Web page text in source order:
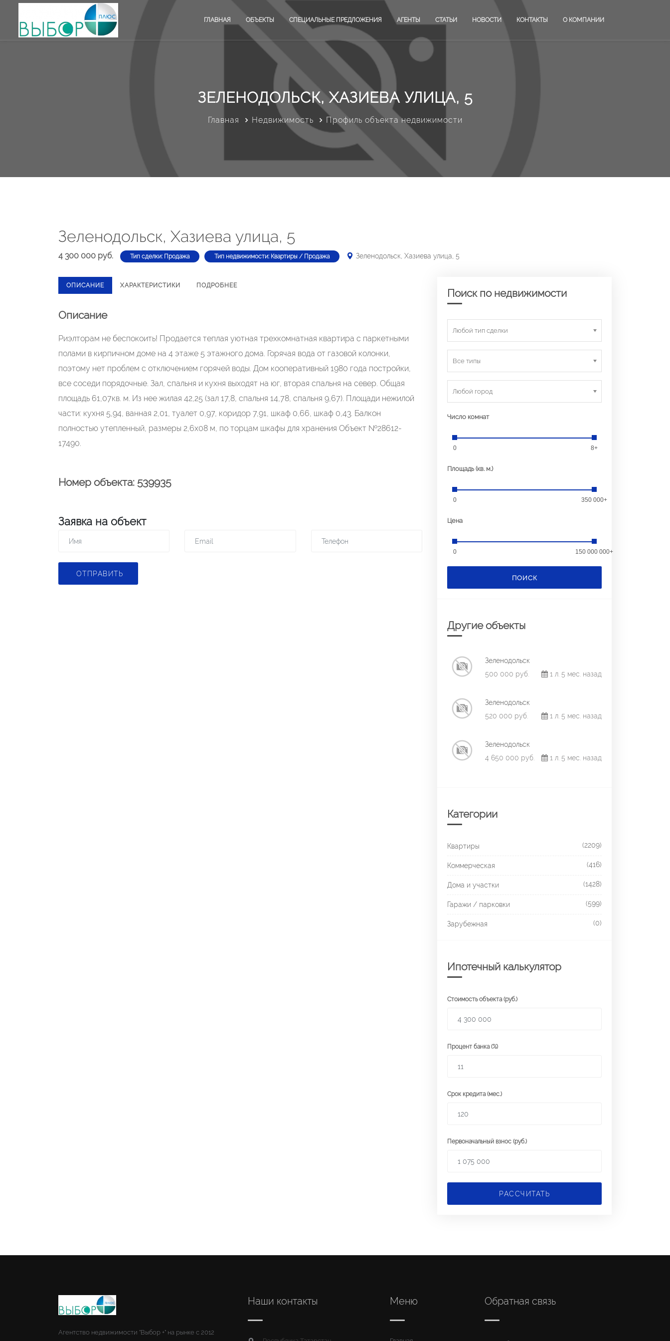
ГЛАВНАЯ ОБЪЕКТЫ СПЕЦИАЛЬНЫЕ ПРЕДЛОЖЕНИЯ АГЕНТЫ СТАТЬИ НОВОСТИ КОНТАКТЫ О КОМПАНИИ
ЗЕЛЕНОДОЛЬСК, ХАЗИЕВА УЛИЦА, 5
Главная Недвижимость Профиль объекта недвижимости
Зеленодольск, Хазиева улица, 5
4 300 000 руб. Тип сделки: Продажа Тип недвижимости: Квартиры / Продажа Зеленодольск, Хазиева улица, 5
ОПИСАНИЕ ХАРАКТЕРИСТИКИ ПОДРОБНЕЕ
Описание
Риэлторам не беспокоить! Продается теплая уютная трехкомнатная квартира с паркетными
полами в кирпичном доме на 4 этаже 5 этажного дома. Горячая вода от газовой колонки,
поэтому нет проблем с отключением горячей воды. Дом кооперативный 1980 года постройки,
все соседи порядочные. Зал, спальня и кухня выходят на юг, вторая спальня на север. Общая
площадь 61,07кв. м. Из нее жилая 42,25 (зал 17,8, спальня 14,78, спальня 9,67). Площади нежилой
части: кухня 5,94, ванная 2,01, туалет 0,97, коридор 7,91, шкаф 0,66, шкаф 0,43. Балкон
полностью утепленный, размеры 2,6х08 м, по торцам шкафы для хранения Объект №28612-
17490.
Номер объекта: 539935
Заявка на объект
ОТПРАВИТЬ
Поиск по недвижимости
Любой тип сделки
Все типы
Любой город
Число комнат
0 8+
Площадь (кв. м.)
0 350 000+
Цена
0 150 000 000+
ПОИСК
Другие объекты
Зеленодольск
500 000 руб.
1 л. 5 мес. назад
Зеленодольск
520 000 руб.
1 л. 5 мес. назад
Зеленодольск
4 650 000 руб.
1 л. 5 мес. назад
Категории
Квартиры (2209)
Коммерческая (416)
Дома и участки (1428)
Гаражи / парковки (599)
Зарубежная (0)
Ипотечный калькулятор
Стоимость объекта (руб.)
Процент банка (%)
Срок кредита (мес.)
Первоначальный взнос (руб.)
РАССЧИТАТЬ
Агентство недвижимости "Выбор +" на рынке с 2012
Наши контакты Меню Обратная связь